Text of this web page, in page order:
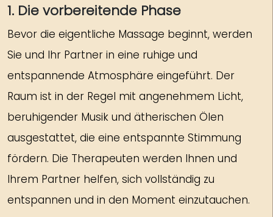
1. Die vorbereitende Phase
Bevor die eigentliche Massage beginnt, werden
Sie und Ihr Partner in eine ruhige und
entspannende Atmosphäre eingeführt. Der
Raum ist in der Regel mit angenehmem Licht,
beruhigender Musik und ätherischen Ölen
ausgestattet, die eine entspannte Stimmung
fördern. Die Therapeuten werden Ihnen und
Ihrem Partner helfen, sich vollständig zu
entspannen und in den Moment einzutauchen.